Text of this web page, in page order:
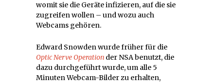
womit sie die Geräte infizieren, auf die sie
zugreifen wollen – und wozu auch
Webcams gehören.
Edward Snowden wurde früher für die
Optic Nerve Operation der NSA benutzt, die
dazu durchgeführt wurde, um alle 5
Minuten Webcam-Bilder zu erhalten,